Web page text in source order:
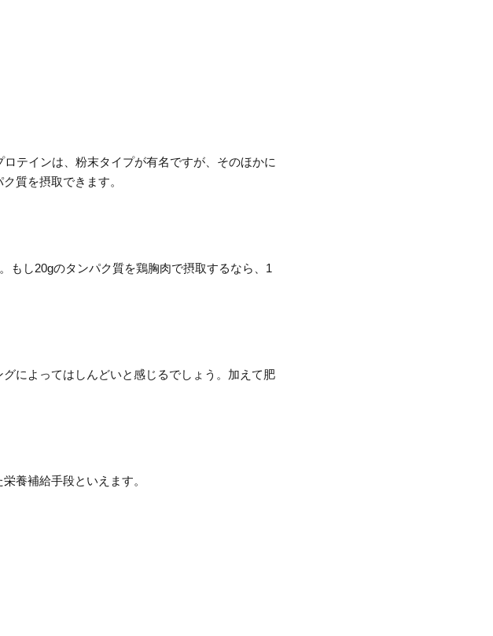
テインは、 粉末タイプが有名ですが、そのほかに
質を摂取できます。
もし20gのタンパク質を鶏胸肉で摂取するなら、1
によってはしんどいと感じるでしょう。加えて肥
養補給手段といえます。